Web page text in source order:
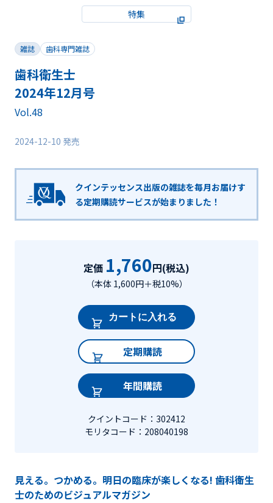
特集
雑誌 歯科専門雑誌
歯科衛生士
2024年12月号
Vol.48
2024-12-10 発売
クインテッセンス出版の雑誌を毎月お届けす
る定期購読サービスが始まりました！
定価 1,760円(税込)
（本体 1,600円＋税10%）
カートに入れる
定期購読
年間購読
クイントコード：302412
モリタコード：208040198
見える。つかめる。明日の臨床が楽しくなる! 歯科衛生
士のためのビジュアルマガジン